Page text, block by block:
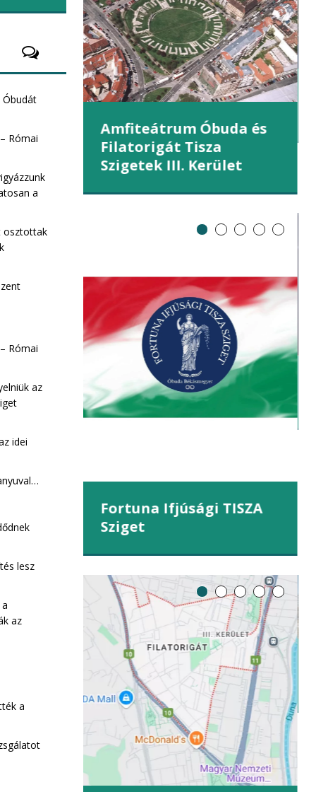
Római
a
osztottak
Római
az
idei
lesz
az
a
(III.
Amfiteátrum Óbuda és
Filatorigát Tisza
Szigetek III. Kerület
Sziget
Fortuna Ifjúsági TISZA
Sziget